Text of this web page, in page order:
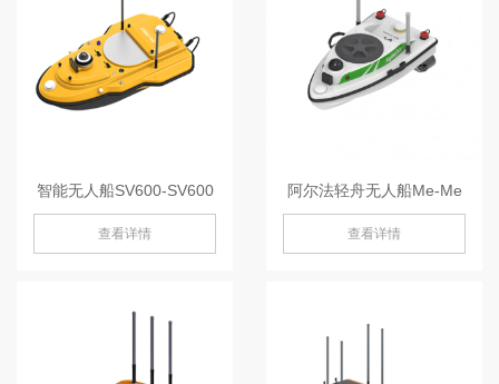
智能无人船SV600-SV600
查看详情
阿尔法轻舟无人船Me-Me
查看详情